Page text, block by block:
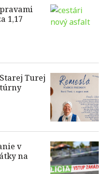
1,17
Turej
v
na